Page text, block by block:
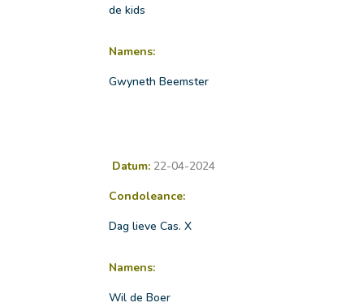
de kids
Namens:
Gwyneth Beemster
Datum: 22-04-2024
Condoleance:
Dag lieve Cas. X
Namens:
Wil de Boer